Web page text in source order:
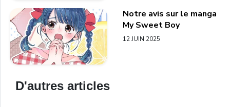
Notre avis sur le manga
My Sweet Boy
12 JUIN 2025
D'autres articles